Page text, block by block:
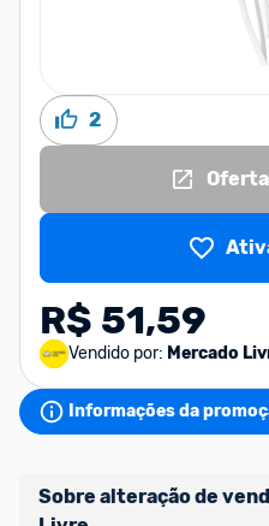
2
R$ 51,59
Vendido por: Mercado
Informações da
Sobre alteração de